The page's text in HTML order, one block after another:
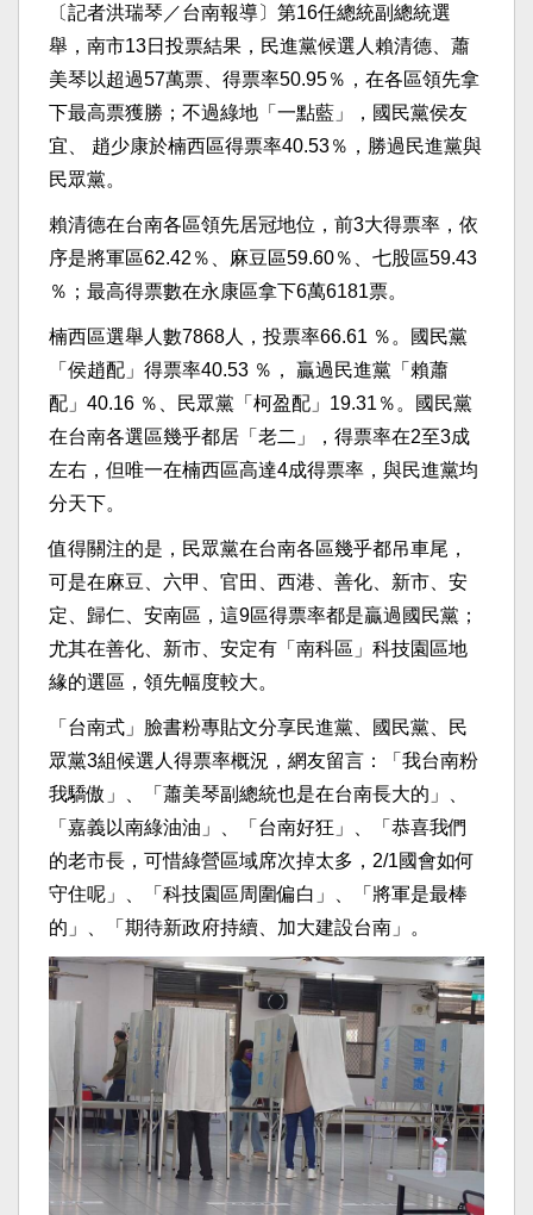
〔記者洪瑞琴／台南報導〕第16任總統副總統選
舉，南市13日投票結果，民進黨候選人賴清德、蕭
美琴以超過57萬票、得票率50.95％，在各區領先拿
下最高票獲勝；不過綠地「一點藍」，國民黨侯友
宜、 趙少康於楠西區得票率40.53％，勝過民進黨與
民眾黨。
賴清德在台南各區領先居冠地位，前3大得票率，依
序是將軍區62.42％、麻豆區59.60％、七股區59.43
％；最高得票數在永康區拿下6萬6181票。
楠西區選舉人數7868人，投票率66.61 ％。國民黨
「侯趙配」得票率40.53 ％， 贏過民進黨「賴蕭
配」40.16 ％、民眾黨「柯盈配」19.31％。國民黨
在台南各選區幾乎都居「老二」，得票率在2至3成
左右，但唯一在楠西區高達4成得票率，與民進黨均
分天下。
值得關注的是，民眾黨在台南各區幾乎都吊車尾，
可是在麻豆、六甲、官田、西港、善化、新市、安
定、歸仁、安南區，這9區得票率都是贏過國民黨；
尤其在善化、新市、安定有「南科區」科技園區地
緣的選區，領先幅度較大。
「台南式」臉書粉專貼文分享民進黨、國民黨、民
眾黨3組候選人得票率概況，網友留言：「我台南粉
我驕傲」、「蕭美琴副總統也是在台南長大的」、
「嘉義以南綠油油」、「台南好狂」、「恭喜我們
的老市長，可惜綠營區域席次掉太多，2/1國會如何
守住呢」、「科技園區周圍偏白」、「將軍是最棒
的」、「期待新政府持續、加大建設台南」。